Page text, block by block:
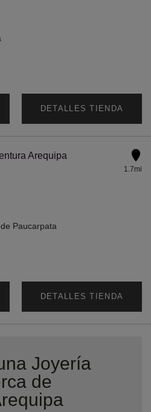
DETALLES TIENDA
Arequipa
1.7mi
Paucarpata
DETALLES TIENDA
Joyería
de